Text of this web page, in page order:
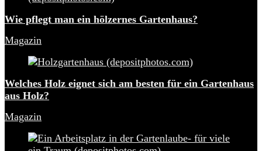
Wie pflegt man ein hölzernes Gartenhaus?
Magazin
Welches Holz eignet sich am besten für ein Gartenhaus
aus Holz?
Magazin